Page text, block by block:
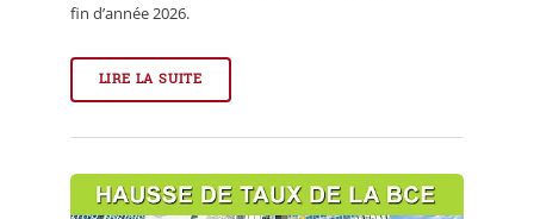
fin d’année 2026.
LIRE LA SUITE